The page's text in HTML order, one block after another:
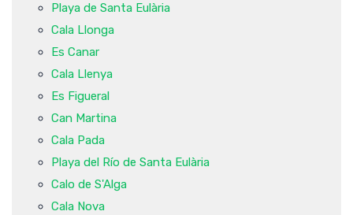
Playa de Santa Eulària
Cala Llonga
Es Canar
Cala Llenya
Es Figueral
Can Martina
Cala Pada
Playa del Río de Santa Eulària
Calo de S'Alga
Cala Nova